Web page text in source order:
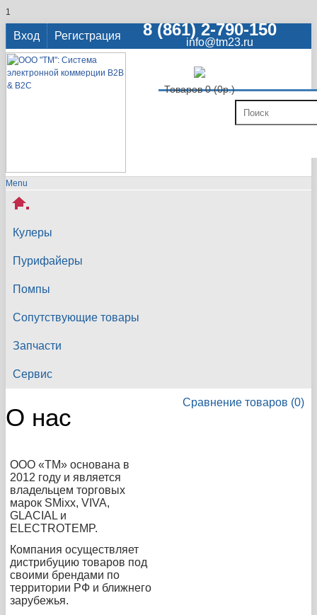
1
Вход Регистрация 8 (861) 2-790-150
info@tm23.ru
Товаров 0 (0р.)
Menu
Кулеры
Пурифайеры
Помпы
Сопутствующие товары
Запчасти
Сервис
Сравнение товаров (0)
О нас
ООО «ТМ» основана в
2012 году и является
владельцем торговых
марок SMixx, VIVA,
GLACIAL и
ELECTROTEMP.
Компания осуществляет
дистрибуцию товаров под
своими брендами по
территории РФ и ближнего
зарубежья.